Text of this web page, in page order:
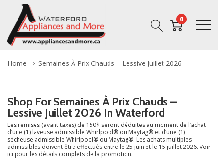
0
Home Semaines À Prix Chauds – Lessive Juillet 2026
Shop For Semaines À Prix Chauds –
Lessive Juillet 2026 In Waterford
Les remises (avant taxes) de 150$ seront déduites au moment de l’achat
d’une (1) laveuse admissible Whirlpool® ou Maytag® et d’une (1)
sécheuse admissible Whirlpool® ou Maytag®. Les achats multiples
admissibles doivent être effectués entre le 25 juin et le 15 juillet 2026. Voir
ici pour les détails complets de la promotion.